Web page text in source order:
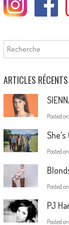
Rechercher
ARTICLES RÉCENTS
Posted on
Posted on
Posted on
PJ
Posted on